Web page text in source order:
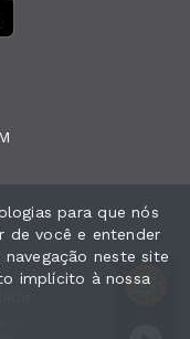
com Tony Neto
para que nós
de você e entender
neste site
implícito à nossa